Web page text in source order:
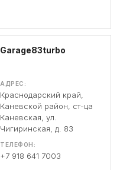
Garage83turbo
АДРЕС:
Краснодарский край,
Каневской район, ст-ца
Каневская, ул.
Чигиринская, д. 83
ТЕЛЕФОН:
+7 918 641 7003